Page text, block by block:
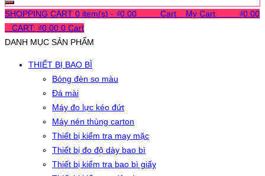
SHOPPING CART 0 item(s) - ₫0.00 Cart My Cart ₫0.00
CART: ₫0.00 0 Cart
DANH MỤC SẢN PHẨM
THIẾT BỊ BAO BÌ
Bóng đèn so màu
Đá mài
Máy đo lực kéo đứt
Máy nén thùng carton
Thiết bị kiểm tra may mặc
Thiết bị đo độ dày bao bì
Thiết bị kiểm tra bao bì giấy